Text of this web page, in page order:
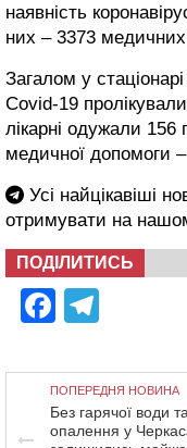
наявність
них – 3373 медичних
Загалом у стаціонарі
Covid-19
лікарні одужали 156
медичної допомоги
Усі найцікавіші
отримувати на
ПОДІЛИТИСЬ
ПОПЕРЕДНЯ НОВИНА
Без гарячої води та
опалення у